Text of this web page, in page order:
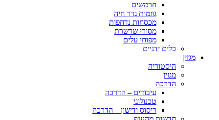
חרמשים
גוזמות גדר חיה
מכסחות נדחפות
מסורי שרשרת
מפוחי עלים
כלים ידניים
מגזין
היסטוריה
מגזין
הדרכה
עיבודים – הדרכה
טכנולוגי
ריסוס ודישון – הדרכה